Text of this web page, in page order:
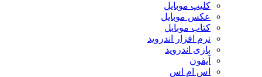
کلیپ موبایل
عکس موبایل
کتاب موبایل
نرم افزار اندروید
بازی اندروید
آیفون
اس ام اس